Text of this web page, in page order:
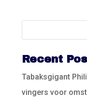
Recent
Tabaksgigant
vingers voor